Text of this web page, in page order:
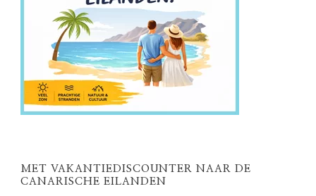
MET VAKANTIEDISCOUNTER NAAR DE
CANARISCHE EILANDEN